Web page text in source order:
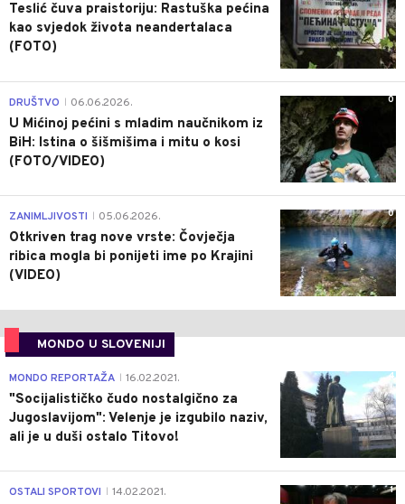
Teslić čuva praistoriju: Rastuška pećina
kao svjedok života neandertalaca
(FOTO)
0
DRUŠTVO 06.06.2026.
U Mićinoj pećini s mladim naučnikom iz
BiH: Istina o šišmišima i mitu o kosi
(FOTO/VIDEO)
0
ZANIMLJIVOSTI 05.06.2026.
Otkriven trag nove vrste: Čovječja
ribica mogla bi ponijeti ime po Krajini
(VIDEO)
MONDO U SLOVENIJI
4
MONDO REPORTAŽA 16.02.2021.
"Socijalističko čudo nostalgično za
Jugoslavijom": Velenje je izgubilo naziv,
ali je u duši ostalo Titovo!
1
OSTALI SPORTOVI 14.02.2021.